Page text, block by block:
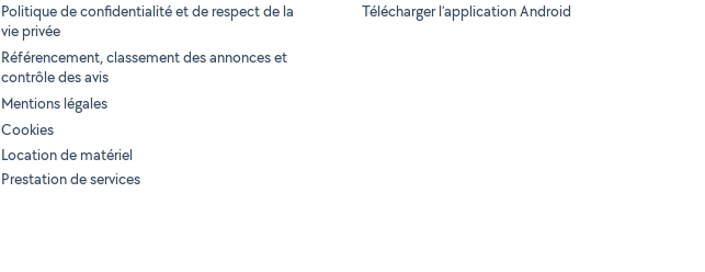
Politique de confidentialité et de respect de la
vie privée
Référencement, classement des annonces et
contrôle des avis
Mentions légales
Cookies
Location de matériel
Prestation de services
Télécharger l’application Android